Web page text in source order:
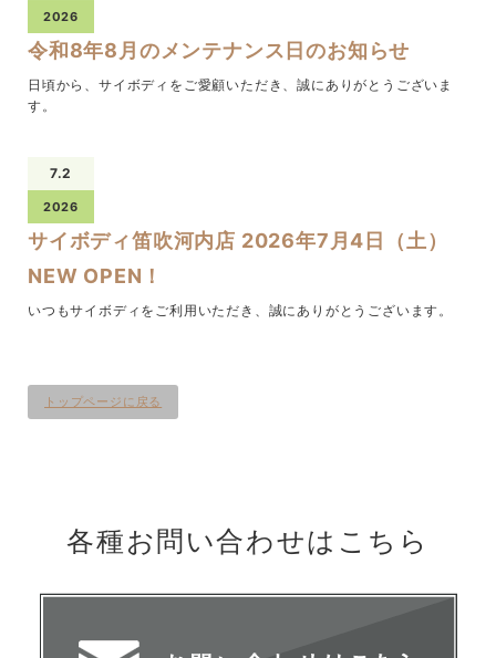
2026
令和8年8月のメンテナンス日のお知らせ
日頃から、サイボディをご愛顧いただき、誠にありがとうございま
す。
7.2
2026
サイボディ笛吹河内店 2026年7月4日（土）
NEW OPEN！
いつもサイボディをご利用いただき、誠にありがとうございます。
トップページに戻る
各種お問い合わせは こちら